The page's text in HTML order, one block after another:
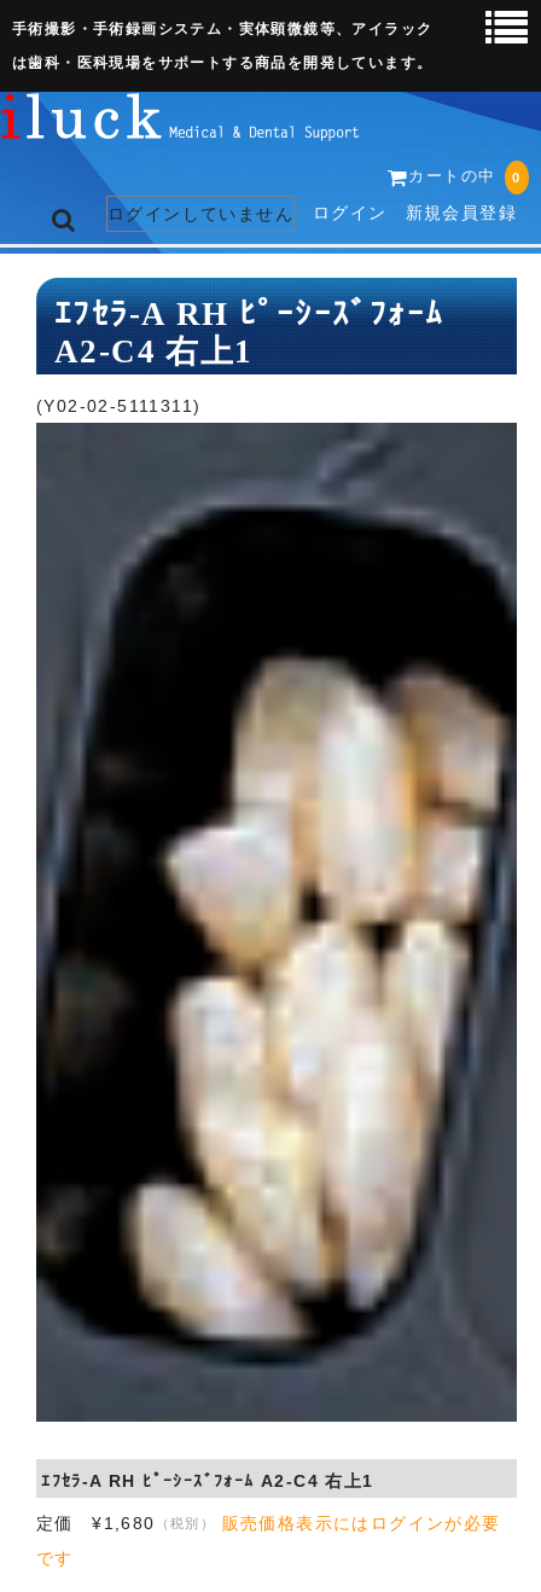
手術撮影・手術録画システム・実体顕微鏡等、アイラック
は歯科・医科現場をサポートする商品を開発しています。
カートの中 0
ログインしていません ログイン 新規会員登録
トップページ
ネット販売ページ
歯科関連機器
ｴﾌｾﾗ-A RH ﾋﾟｰｼｰｽﾞﾌｫｰﾑ
A2-C4 右上1
(Y02-02-5111311)
ｴﾌｾﾗ-A RH ﾋﾟｰｼｰｽﾞﾌｫｰﾑ A2-C4 右上1
定価 ¥1,680 （税別）
販売価格表示にはログインが必要
です